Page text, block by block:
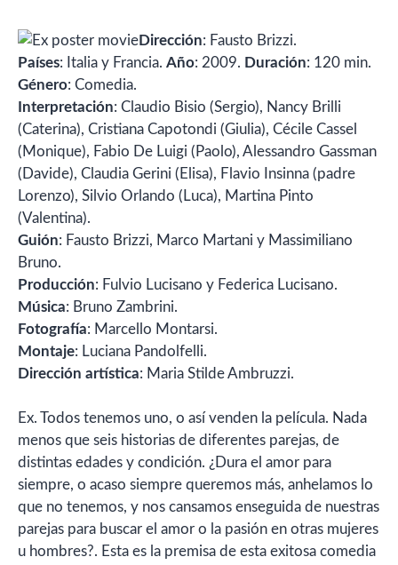
Dirección: Fausto Brizzi.
Países: Italia y Francia. Año: 2009. Duración: 120 min.
Género: Comedia.
Interpretación: Claudio Bisio (Sergio), Nancy Brilli
(Caterina), Cristiana Capotondi (Giulia), Cécile Cassel
(Monique), Fabio De Luigi (Paolo), Alessandro Gassman
(Davide), Claudia Gerini (Elisa), Flavio Insinna (padre
Lorenzo), Silvio Orlando (Luca), Martina Pinto
(Valentina).
Guión: Fausto Brizzi, Marco Martani y Massimiliano
Bruno.
Producción: Fulvio Lucisano y Federica Lucisano.
Música: Bruno Zambrini.
Fotografía: Marcello Montarsi.
Montaje: Luciana Pandolfelli.
Dirección artística: Maria Stilde Ambruzzi.
Ex. Todos tenemos uno, o así venden la película. Nada
menos que seis historias de diferentes parejas, de
distintas edades y condición. ¿Dura el amor para
siempre, o acaso siempre queremos más, anhelamos lo
que no tenemos, y nos cansamos enseguida de nuestras
parejas para buscar el amor o la pasión en otras mujeres
u hombres?. Esta es la premisa de esta exitosa comedia